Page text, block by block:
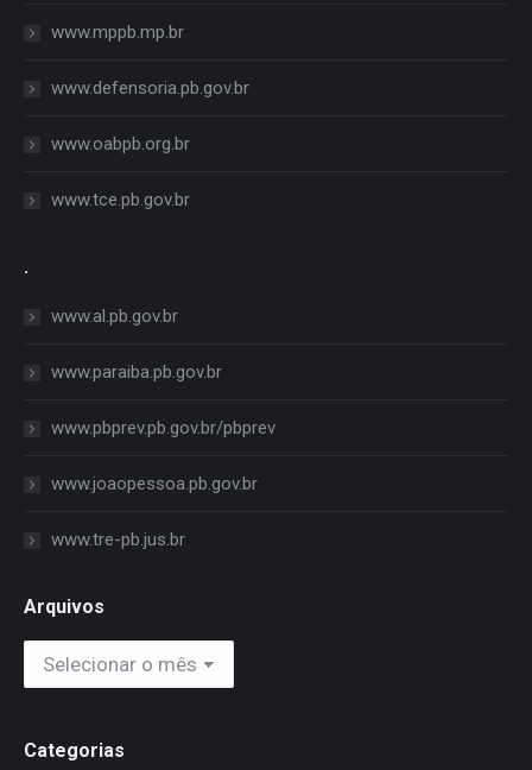
www.mppb.mp.br
www.defensoria.pb.gov.br
www.oabpb.org.br
www.tce.pb.gov.br
.
www.al.pb.gov.br
www.paraiba.pb.gov.br
www.pbprev.pb.gov.br/pbprev
www.joaopessoa.pb.gov.br
www.tre-pb.jus.br
Arquivos
Arquivos
Categorias